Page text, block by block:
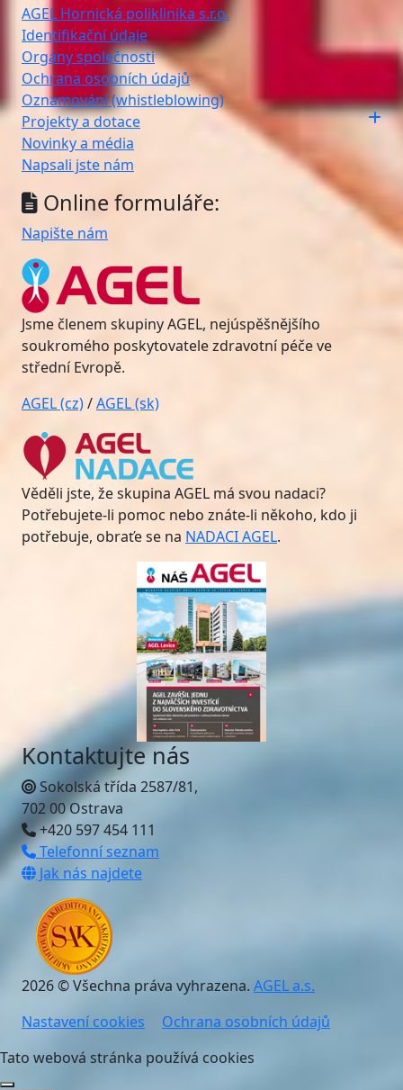
AGEL Hornická poliklinika s.r.o.
Identifikační údaje
Orgány společnosti
Ochrana osobních údajů
Oznamování (whistleblowing)
Projekty a dotace
Novinky a média
Napsali jste nám
Online formuláře:
Napište nám
Jsme členem skupiny AGEL, nejúspěšnějšího
soukromého poskytovatele zdravotní péče ve
střední Evropě.
AGEL (cz)/AGEL (sk)
Věděli jste, že skupina AGEL má svou nadaci?
Potřebujete-li pomoc nebo znáte-li někoho, kdo ji
potřebuje, obraťe se na NADACI AGEL.
Kontaktujte nás
Sokolská třída 2587/81,
702 00 Ostrava
+420 597 454 111
Telefonní seznam
Jak nás najdete
2026 © Všechna práva vyhrazena. AGEL a.s.
Nastavení cookies
Ochrana osobních údajů
Tato webová stránka používá cookies